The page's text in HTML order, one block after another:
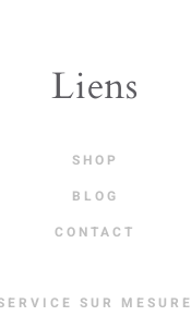
Liens
SHOP
BLOG
CONTACT
SUR MESURE